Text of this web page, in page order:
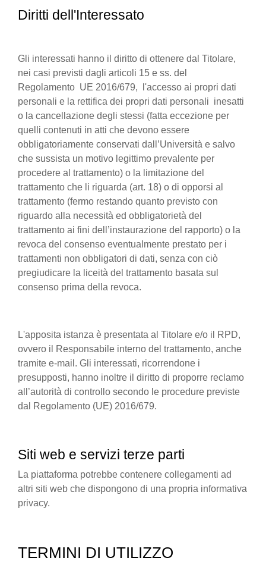
Diritti dell'Interessato
Gli interessati hanno il diritto di ottenere dal Titolare,
nei casi previsti dagli articoli 15 e ss. del
Regolamento UE 2016/679, l'accesso ai propri dati
personali e la rettifica dei propri dati personali inesatti
o la cancellazione degli stessi (fatta eccezione per
quelli contenuti in atti che devono essere
obbligatoriamente conservati dall’Università e salvo
che sussista un motivo legittimo prevalente per
procedere al trattamento) o la limitazione del
trattamento che li riguarda (art. 18) o di opporsi al
trattamento (fermo restando quanto previsto con
riguardo alla necessità ed obbligatorietà del
trattamento ai fini dell’instaurazione del rapporto) o la
revoca del consenso eventualmente prestato per i
trattamenti non obbligatori di dati, senza con ciò
pregiudicare la liceità del trattamento basata sul
consenso prima della revoca.
L'apposita istanza è presentata al Titolare e/o il RPD,
ovvero il Responsabile interno del trattamento, anche
tramite e-mail. Gli interessati, ricorrendone i
presupposti, hanno inoltre il diritto di proporre reclamo
all’autorità di controllo secondo le procedure previste
dal Regolamento (UE) 2016/679.
Siti web e servizi terze parti
La piattaforma potrebbe contenere collegamenti ad
altri siti web che dispongono di una propria informativa
privacy.
TERMINI DI UTILIZZO